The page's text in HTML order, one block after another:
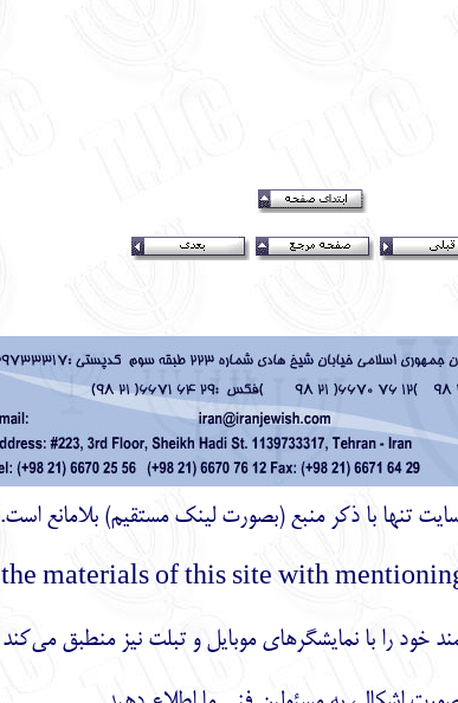
تنها با ذكر منبع (بصورت لینک مستقیم) بلامانع است.
خود را با نمایشگرهای موبایل و تبلت نیز منطبق می‌کند